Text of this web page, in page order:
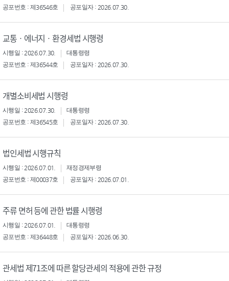
공포번호 : 제36546호
공포일자 : 2026.07.30.
교통ㆍ에너지ㆍ환경세법 시행령
시행일 : 2026.07.30.
대통령령
공포번호 : 제36544호
공포일자 : 2026.07.30.
개별소비세법 시행령
시행일 : 2026.07.30.
대통령령
공포번호 : 제36545호
공포일자 : 2026.07.30.
법인세법 시행규칙
시행일 : 2026.07.01.
재정경제부령
공포번호 : 제00037호
공포일자 : 2026.07.01.
주류 면허 등에 관한 법률 시행령
시행일 : 2026.07.01.
대통령령
공포번호 : 제36448호
공포일자 : 2026.06.30.
관세법 제71조에 따른 할당관세의 적용에 관한 규정